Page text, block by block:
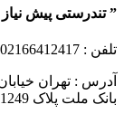
” تندرستی پیش
تلفن : 02166412417
آدرس : تهران
بانک ملت پلاک 1249 ساختمان کشمیر طبقه سوم واحد 2